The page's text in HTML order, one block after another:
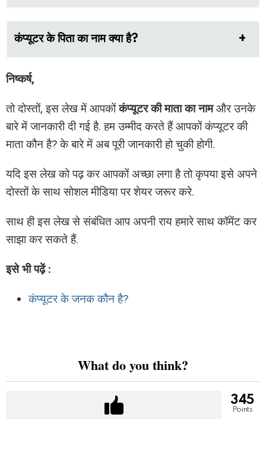
कंप्यूटर के पिता का नाम क्या है?
निष्कर्ष,
तो दोस्तों, इस लेख में आपकोंकंप्यूटर की माता का नामऔर उनके
बारे में जानकारी दी गई है. हम उम्मीद करते हैं आपकों कंप्यूटर की
माता कौन है? के बारे में अब पूरी जानकारी हो चुकी होगी.
यदि इस लेख को पढ़ कर आपकों अच्छा लगा है तो कृपया इसे अपने
दोस्तों के साथ सोशल मीडिया पर शेयर जरूर करे.
साथ ही इस लेख से संबंधित आप अपनी राय हमारे साथ कॉमेंट कर
साझा कर सकते हैं.
इसे भी पढ़ें :
कंप्यूटर के जनक कौन है?
What do you think?
345
Points